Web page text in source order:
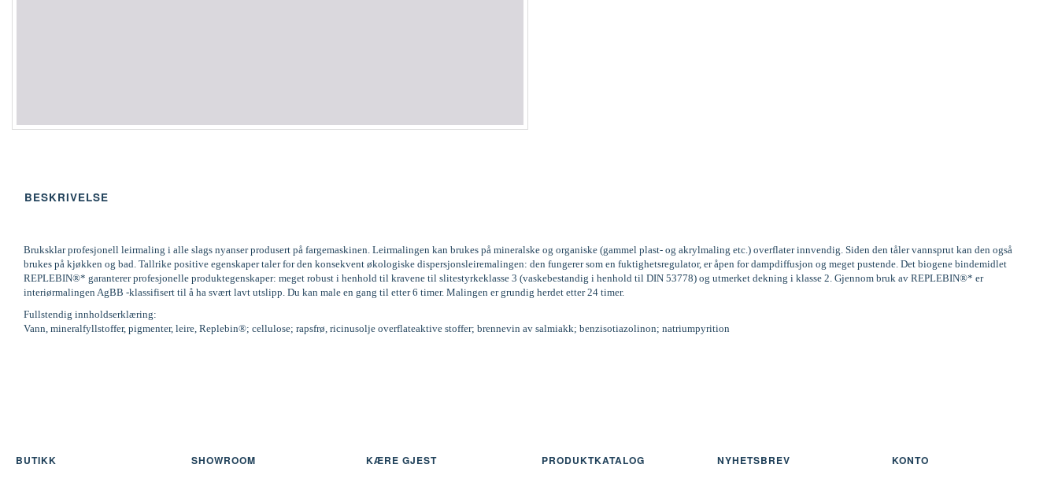
BESKRIVELSE
Bruksklar profesjonell leirmaling i alle slags nyanser produsert på fargemaskinen. Leirmalingen kan brukes på mineralske og organiske (gammel plast- og akrylmaling etc.) overflater innvendig. Siden den tåler vannsprut kan den også
brukes på kjøkken og bad. Tallrike positive egenskaper taler for den konsekvent økologiske dispersjonsleiremalingen: den fungerer som en fuktighetsregulator, er åpen for dampdiffusjon og meget pustende. Det biogene bindemidlet
REPLEBIN®* garanterer profesjonelle produktegenskaper: meget robust i henhold til kravene til slitestyrkeklasse 3 (vaskebestandig i henhold til DIN 53778) og utmerket dekning i klasse 2. Gjennom bruk av REPLEBIN®* er
interiørmalingen AgBB -klassifisert til å ha svært lavt utslipp. Du kan male en gang til etter 6 timer. Malingen er grundig herdet etter 24 timer.
Fullstendig innholdserklæring:
Vann, mineralfyllstoffer, pigmenter, leire, Replebin®; cellulose; rapsfrø, ricinusolje overflateaktive stoffer; brennevin av salmiakk; benzisotiazolinon; natriumpyrition
BUTIKK SHOWROOM KÆRE GJEST PRODUKTKATALOG NYHETSBREV KONTO